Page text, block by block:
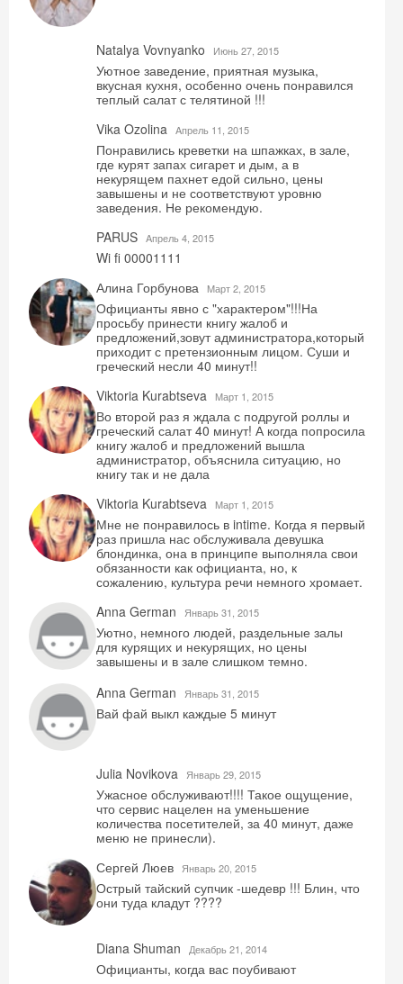
Natalya Vovnyanko Июнь 27, 2015
Уютное заведение, приятная музыка,
вкусная кухня, особенно очень понравился
теплый салат с телятиной !!!
Vika Ozolina Aпрель 11, 2015
Понравились креветки на шпажках, в зале,
где курят запах сигарет и дым, а в
некурящем пахнет едой сильно, цены
завышены и не соответствуют уровню
заведения. Не рекомендую.
PARUS Aпрель 4, 2015
Wi fi 00001111
Алина Горбунова
Mарт 2, 2015
Официанты явно с "характером"!!!На
просьбу принести книгу жалоб и
предложений,зовут администратора,который
приходит с претензионным лицом. Суши и
греческий несли 40 минут!!
Viktoria Kurabtseva
Mарт 1, 2015
Во второй раз я ждала с подругой роллы и
греческий салат 40 минут! А когда попросила
книгу жалоб и предложений вышла
администратор, объяснила ситуацию, но
книгу так и не дала
Viktoria Kurabtseva
Mарт 1, 2015
Мне не понравилось в intime. Когда я первый
раз пришла нас обслуживала девушка
блондинка, она в принципе выполняла свои
обязанности как официанта, но, к
сожалению, культура речи немного хромает.
Anna German
Январь 31, 2015
Уютно, немного людей, раздельные залы
для курящих и некурящих, но цены
завышены и в зале слишком темно.
Anna German
Январь 31, 2015
Вай фай выкл каждые 5 минут
Julia Novikova Январь 29, 2015
Ужасное обслуживают!!!! Такое ощущение,
что сервис нацелен на уменьшение
количества посетителей, за 40 минут, даже
меню не принесли).
Сергей Люев
Январь 20, 2015
Острый тайский супчик -шедевр !!! Блин, что
они туда кладут ????
Diana Shuman Декабрь 21, 2014
Официанты, когда вас поубивают